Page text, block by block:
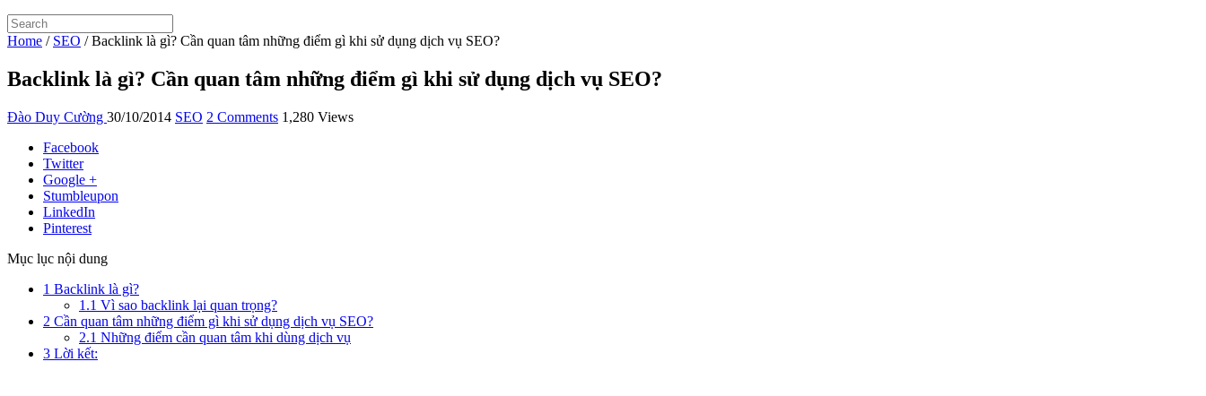
Home / SEO / Backlink là gì? Cần quan tâm những điểm gì khi sử dụng dịch vụ SEO?
Backlink là gì? Cần quan tâm những điểm gì khi sử dụng dịch vụ SEO?
Đào Duy Cường 30/10/2014 SEO 2 Comments 1,280 Views
Facebook
Twitter
Google +
Stumbleupon
LinkedIn
Pinterest
Mục lục nội dung
1 Backlink là gì?
1.1 Vì sao backlink lại quan trọng?
2 Cần quan tâm những điểm gì khi sử dụng dịch vụ SEO?
2.1 Những điểm cần quan tâm khi dùng dịch vụ
3 Lời kết: